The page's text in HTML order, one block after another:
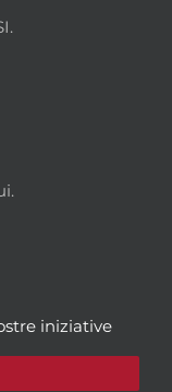
iniziative